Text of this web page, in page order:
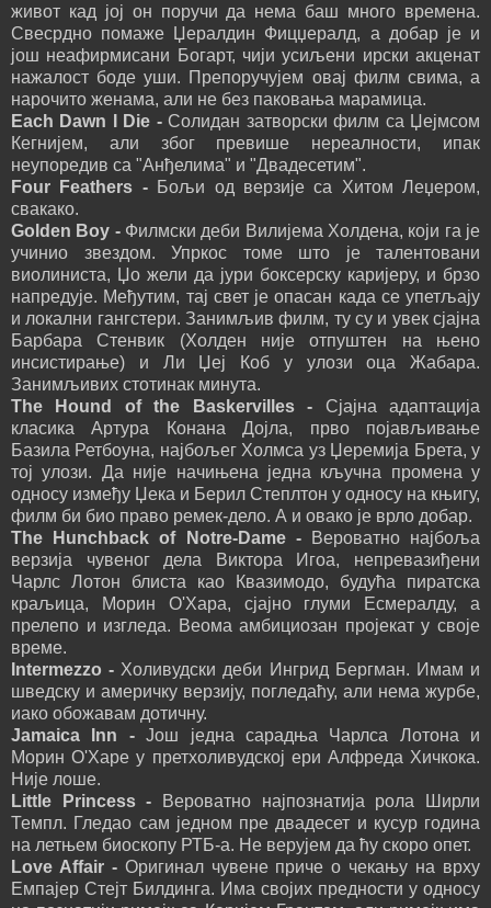
живот кад јој он поручи да нема баш много времена.
Свесрдно помаже Џералдин Фицџералд, а добар је и
још неафирмисани Богарт, чији усиљени ирски акценат
нажалост боде уши. Препоручујем овај филм свима, а
нарочито женама, али не без паковања марамица.
Each Dawn I Die -Солидан затворски филм са Џејмсом
Кегнијем, али због превише нереалности, ипак
неупоредив са "Анђелима" и "Двадесетим".
Four Feathers - Бољи од верзије са Хитом Леџером,
свакако.
Golden Boy - Филмски деби Вилијема Холдена, који га је
учинио звездом. Упркос томе што је талентовани
виолиниста, Џо жели да јури боксерску каријеру, и брзо
напредује. Међутим, тај свет је опасан када се упетљају
и локални гангстери. Занимљив филм, ту су и увек сјајна
Барбара Стенвик (Холден није отпуштен на њено
инсистирање) и Ли Џеј Коб у улози оца Жабара.
Занимљивих стотинак минута.
The Hound of the Baskervilles - Сјајна адаптација
класика Артура Конана Дојла, прво појављивање
Базила Ретбоуна, најбољег Холмса уз Џеремија Брета, у
тој улози. Да није начињена једна кључна промена у
односу између Џека и Берил Степлтон у односу на књигу,
филм би био право ремек-дело. А и овако је врло добар.
The Hunchback of Notre-Dame -
Вероватно најбоља
верзија чувеног дела Виктора Игоа, непревазиђени
Чарлс Лотон блиста као Квазимодо, будућа пиратска
краљица, Морин О'Хара, сјајно глуми Есмералду, а
прелепо и изгледа. Веома амбициозан пројекат у своје
време.
Intermezzo - Холивудски деби Ингрид Бергман. Имам и
шведску и америчку верзију, погледаћу, али нема журбе,
иако обожавам дотичну.
Jamaica Inn -Још једна сарадња Чарлса Лотона и
Морин О'Харе у претхоливудској ери Алфреда Хичкока.
Није лоше.
Little Princess -
Вероватно најпознатија рола Ширли
Темпл. Гледао сам једном пре двадесет и кусур година
на летњем биоскопу РТБ-а. Не верујем да ћу скоро опет.
Love Affair - Оригинал чувене приче о чекању на врху
Емпајер Стејт Билдинга. Има својих предности у односу